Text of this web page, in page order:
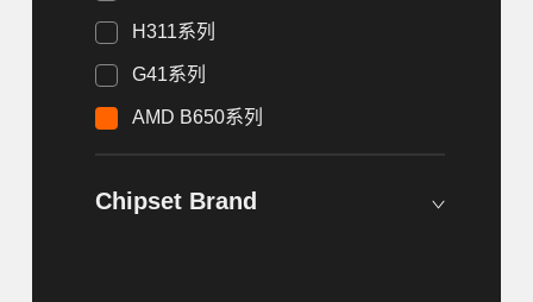
H311系列
G41系列
AMD B650系列
Chipset Brand